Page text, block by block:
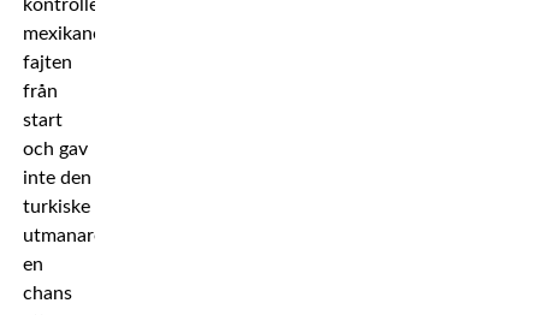
kontrollerade
mexikanen
fajten
från
start
och gav
inte den
turkiske
utmanaren
en
chans